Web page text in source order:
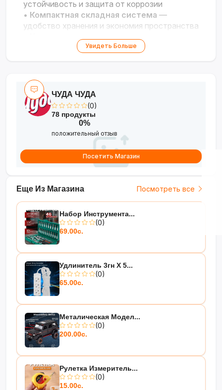
устойчивость и защита от коррозии
• Компактная складная система —
удобство хранения и экономия пространства
балкона, ванной или гостиной
Увидеть Больше
Еще Из Магазина Посмотреть все
Набор Инструмента...
(0)
69.00с.
Удлинитель 3гн Х 5...
(0)
65.00с.
Металическая Модел...
(0)
200.00с.
Рулетка Измеритель...
(0)
15.00с.
ЧУДА ЧУДА
(0)
78 продукты
0%
положительный отзыв
Посетить Магазин